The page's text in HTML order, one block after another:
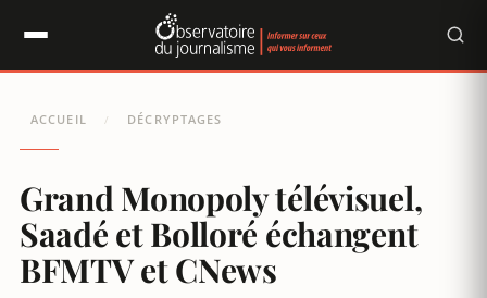
ACCUEIL / DÉCRYPTAGES
Grand Monopoly télévisuel,
Saadé et Bolloré échangent
BFMTV et CNews
Panneau de gestion des cookies